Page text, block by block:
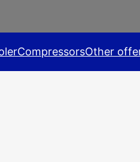
CompressorsOther